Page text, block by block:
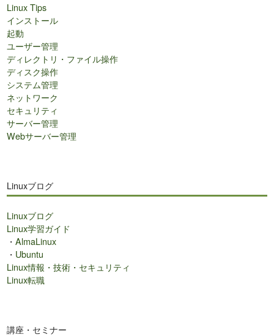
Linux Tips
インストール
起動
ユーザー管理
ディレクトリ・ファイル操作
ディスク操作
システム管理
ネットワーク
セキュリティ
サーバー管理
Webサーバー管理
Linuxブログ
Linuxブログ
Linux学習ガイド
・AlmaLinux
・ Ubuntu
Linux情報・技術・セキュリティ
Linux転職
講座・セミナー